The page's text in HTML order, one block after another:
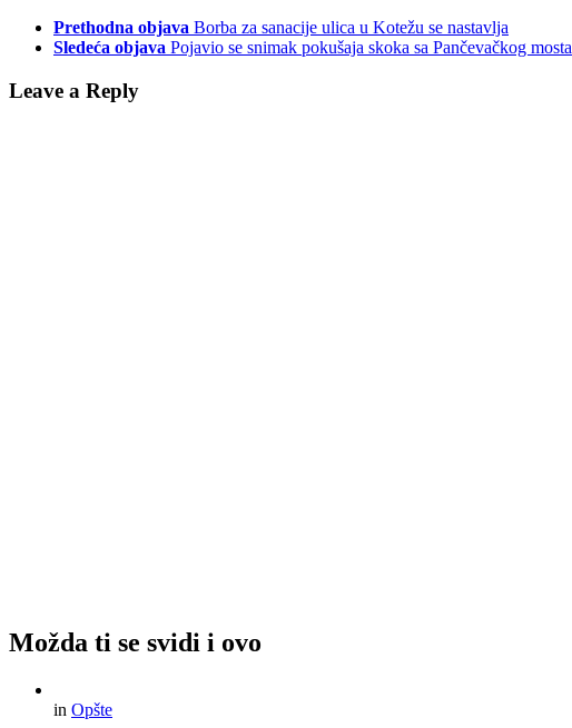
Prethodna objava Borba za sanacije ulica u Kotežu se nastavlja
Sledeća objava Pojavio se snimak pokušaja skoka sa Pančevačkog mosta
Leave a Reply
Možda ti se svidi i ovo
in Opšte